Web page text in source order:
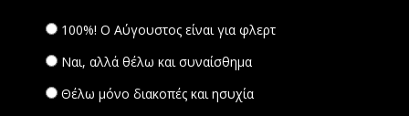
100%! Ο Αύγουστος είναι για φλερτ
Ναι, αλλά θέλω και συναίσθημα
Θέλω μόνο διακοπές και ησυχία